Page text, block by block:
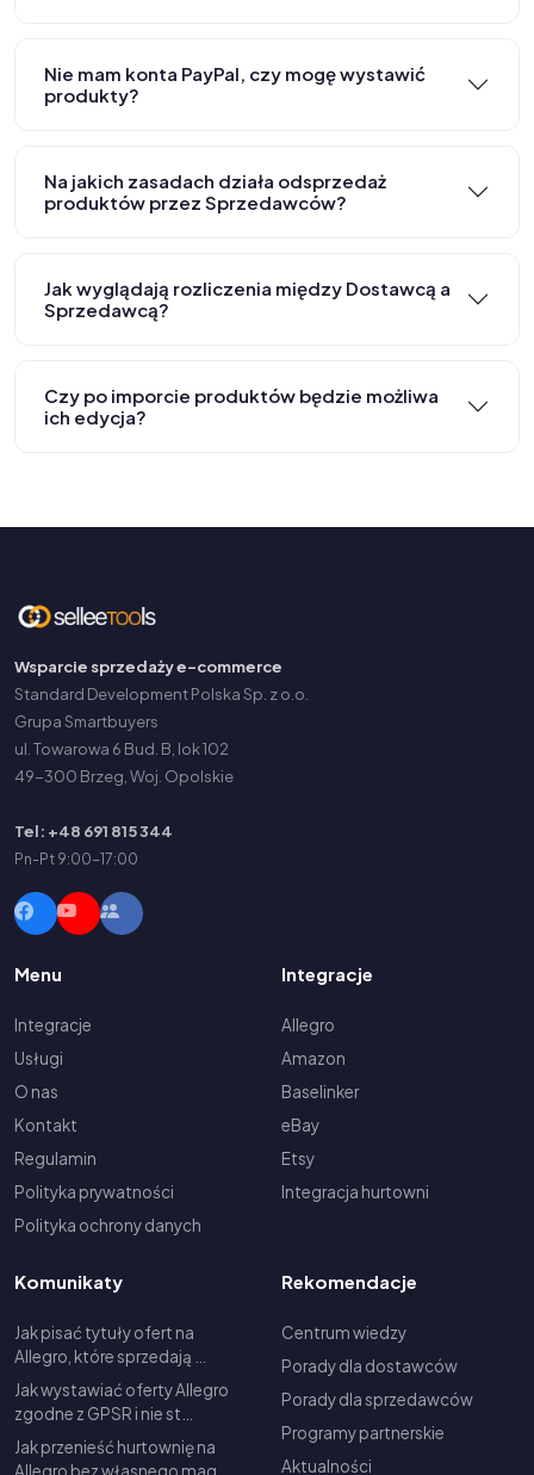
Nie mam konta PayPal, czy mogę wystawić
produkty?
Na jakich zasadach działa odsprzedaż
produktów przez Sprzedawców?
Jak wyglądają rozliczenia między Dostawcą a
Sprzedawcą?
Czy po imporcie produktów będzie możliwa
ich edycja?
Wsparcie sprzedaży e-commerce
Standard Development Polska Sp. z o.o.
Grupa Smartbuyers
ul. Towarowa 6 Bud. B, lok 102
49-300 Brzeg, Woj. Opolskie
Tel: +48 691 815 344
Pn-Pt 9:00-17:00
Menu
Integracje
Usługi
O nas
Kontakt
Regulamin
Polityka prywatności
Polityka ochrony danych
Integracje
Allegro
Amazon
Baselinker
eBay
Etsy
Integracja hurtowni
Komunikaty
Jak pisać tytuły ofert na
Allegro, które sprzedają …
Jak wystawiać oferty Allegro
zgodne z GPSR i nie st…
Jak przenieść hurtownię na
Allegro bez własnego mag…
Rekomendacje
Centrum wiedzy
Porady dla dostawców
Porady dla sprzedawców
Programy partnerskie
Aktualności